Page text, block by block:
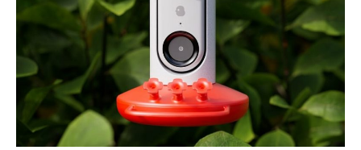
ОСВІТЛЕННЯ РОЗУМНИЙ ДІМ
Розумні сонячні прожектори AiDot
Linkind